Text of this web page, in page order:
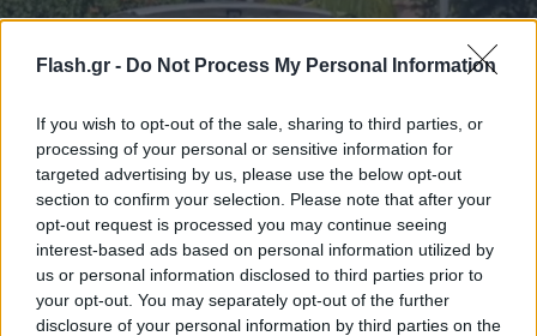
Flash.gr - Do Not Process My Personal Information
If you wish to opt-out of the sale, sharing to third parties, or
processing of your personal or sensitive information for
targeted advertising by us, please use the below opt-out
section to confirm your selection. Please note that after your
opt-out request is processed you may continue seeing
interest-based ads based on personal information utilized by
us or personal information disclosed to third parties prior to
your opt-out. You may separately opt-out of the further
disclosure of your personal information by third parties on the